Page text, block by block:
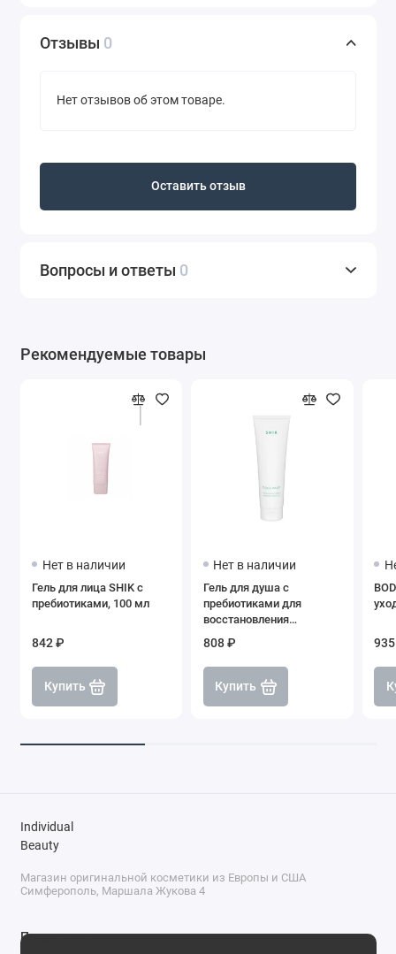
Отзывы 0
Нет отзывов об этом товаре.
Оставить отзыв
Вопросы и ответы 0
Рекомендуемые товары
Нет в наличии
Гель для лица SHIK с
пребиотиками, 100 мл
842 ₽
Купить
Нет в наличии
Гель для душа с
пребиотиками для
восстановления
микробиома кожи, SHIK
808 ₽
Купить
Individual
Beauty
Магазин оригинальной косметики из Европы и США
Симферополь, Маршала Жукова 4
Поддержка